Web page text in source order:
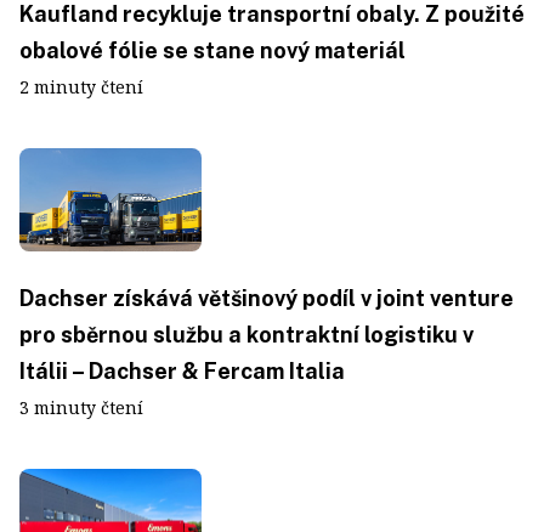
Kaufland recykluje transportní obaly. Z použité
obalové fólie se stane nový materiál
2 minuty čtení
Dachser získává většinový podíl v joint venture
pro sběrnou službu a kontraktní logistiku v
Itálii – Dachser & Fercam Italia
3 minuty čtení